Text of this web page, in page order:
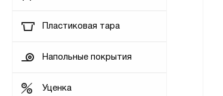
Пластиковая тара
Напольные покрытия
Уценка